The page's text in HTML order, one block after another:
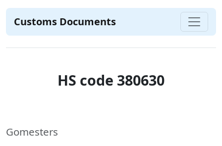
Customs Documents
HS code 380630
Gomesters